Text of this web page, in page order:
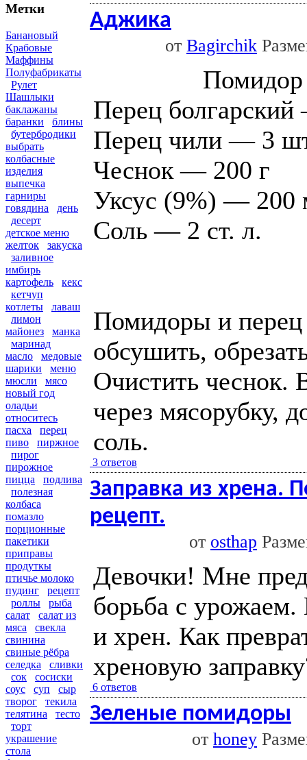
Метки
Банановый
Крабовые
Маффины
Полуфабрикаты
Рулет
Шашлыки
баклажаны
баранки
блины
бутербродики
выбрать
колбасные
изделия
выпечка
гарниры
говядина
день
десерт
детское меню
желток
закуска
заливное
имбирь
картофель
кекс
кетчуп
котлеты
лаваш
лимон
майонез
манка
маринад
масло
медовые
шарики
меню
мюсли
мясо
новый год
оладьи
относитесь
пасха
перец
пиво
пиржное
пирог
пирожное
пицца
подлива
полезная
колбаса
помазло
порционные
пакетики
приправы
продуткы
птичье молоко
пудинг
рецепт
роллы
рыба
салат
салат из
мяса
свекла
свинина
свиные рёбра
селедка
сливки
сок
сосиски
соус
суп
сыр
творог
текила
телятина
тесто
торт
украшение
стола
Аджика
от Bagirchik
Перец
Перец чили — 3
Чеснок — 200 г
Уксус (9%) — 200
Соль — 2 ст. л.
Помидоры и
обсушить,
Очистить чеснок.
через мясорубку,
соль.
3 ответов
Заправка из хрена.
рецепт.
от osthap
Девочки! Мне
борьба с
и хрен. Как
хреновую
6 ответов
Зеленые помидоры
от honey